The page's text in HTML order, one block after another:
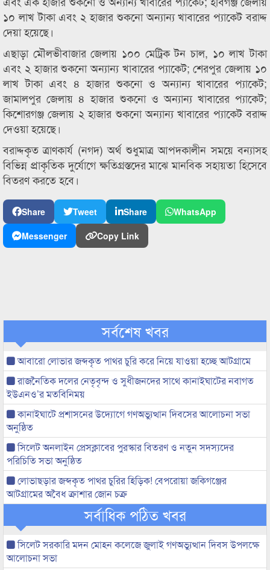
১০ লাখ টাকা এবং ২ হাজার শুকনো অন্যান্য খাবারের প্যাকেট বরাদ্দ
দেয়া হয়েছে।
এছাড়া মৌলভীবাজার জেলায় ১০০ মেট্রিক টন চাল, ১০ লাখ টাকা
এবং ২ হাজার শুকনো অন্যান্য খাবারের প্যাকেট; শেরপুর জেলায় ১০
লাখ টাকা এবং ৪ হাজার শুকনো ও অন্যান্য খাবারের প্যাকেট;
জামালপুর জেলায় ৪ হাজার শুকনো ও অন্যান্য খাবারের প্যাকেট;
কিশোরগঞ্জ জেলায় ২ হাজার শুকনো অন্যান্য খাবারের প্যাকেট বরাদ্দ
দেওয়া হয়েছে।
বরাদ্দকৃত ত্রাণকার্য (নগদ) অর্থ শুধুমাত্র আপদকালীন সময়ে বন্যাসহ
বিভিন্ন প্রাকৃতিক দুর্যোগে ক্ষতিগ্রস্তদের মাঝে মানবিক সহায়তা হিসেবে
বিতরণ করতে হবে।
Share Tweet Share
WhatsApp
Messenger
Copy Link
সর্বশেষ খবর
আবারো লোভার জব্দকৃত পাথর চুরি করে নিয়ে যাওয়া হচ্ছে আটগ্রামে
রাজনৈতিক দলের নেতৃবৃন্দ ও সুধীজনদের সাথে কানাইঘাটের নবাগত
ইউএনও’র মতবিনিময়
কানাইঘাটে প্রশাসনের উদ্যোগে গণঅভ্যুত্থান দিবসের আলোচনা সভা
অনুষ্ঠিত
সিলেট অনলাইন প্রেসক্লাবের পুরস্কার বিতরণ ও নতুন সদস্যদের
পরিচিতি সভা অনুষ্ঠিত
লোভাছড়ার জব্দকৃত পাথর চুরির হিড়িক! বেপরোয়া জকিগঞ্জের
আটগ্রামের অবৈধ ক্রাশার জোন চক্র
সর্বাধিক পঠিত খবর
সিলেট সরকারি মদন মোহন কলেজে জুলাই গণঅভ্যুত্থান দিবস উপলক্ষে
আলোচনা সভা